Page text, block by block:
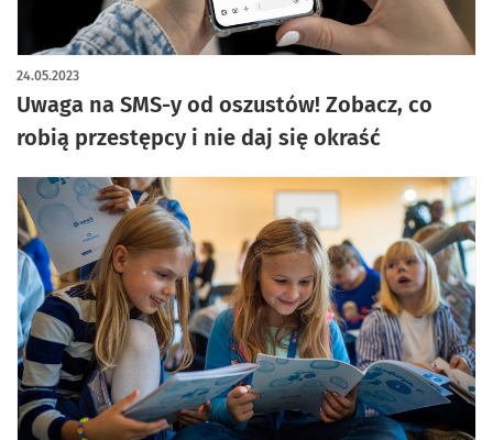
Uwaga na SMS-y od oszustów! Zobacz, co
robią przestępcy i nie daj się okraść
24.05.2023